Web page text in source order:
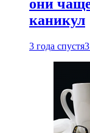
они
каникул
3 года спустя